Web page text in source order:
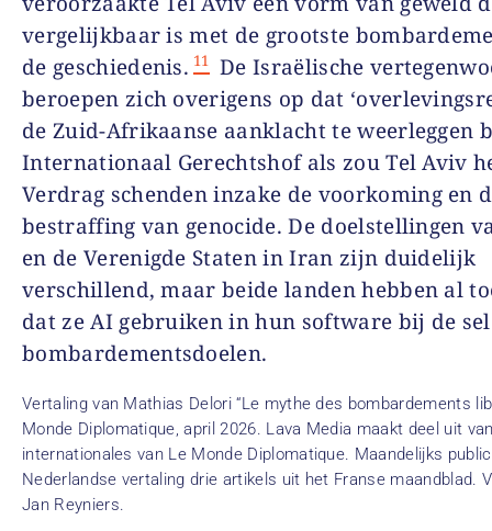
vergelijkbaar is met de grootste
de geschiedenis. 11 De Israëlische
beroepen zich overigens op dat
de Zuid-Afrikaanse aanklacht te weerleggen
Internationaal Gerechtshof als zou Tel Aviv
Verdrag schenden inzake de voorkoming en
bestraffing van genocide. De doelstellingen
en de Verenigde Staten in Iran zijn duidelijk
verschillend, maar beide landen hebben al
dat ze AI gebruiken in hun software bij de
bombardementsdoelen.
Vertaling van Mathias Delori “Le mythe des bombardements
Monde Diplomatique, april 2026. Lava Media maakt deel uit
internationales van Le Monde Diplomatique. Maandelijks
Nederlandse vertaling drie artikels uit het Franse maandblad.
Jan Reyniers.